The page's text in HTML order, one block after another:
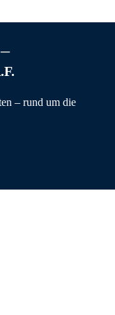
– rund um die